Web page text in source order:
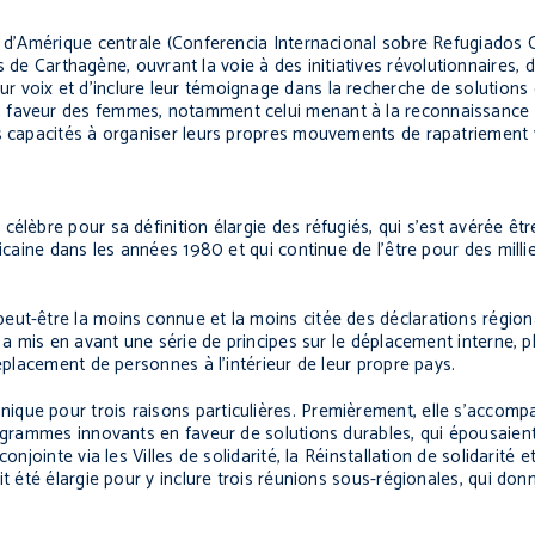
centrale (Conferencia Internacional sobre Refugiados
Carthagène, ouvrant la voie à des initiatives révolutionnaires,
voix et d’inclure leur témoignage dans la recherche de solutions
des femmes, notamment celui menant à la
à organiser leurs propres mouvements de
pour sa définition élargie des réfugiés, qui s’est avérée
dans les années 1980 et qui continue de l’être pour des
être la moins connue et la moins citée des déclarations
mis en avant une série de principes sur le déplacement interne,
de personnes à l'intérieur de leur propre pays.
pour trois raisons particulières. Premièrement, elle
innovants en faveur de solutions durables, qui
via les Villes de solidarité, la Réinstallation de solidarité
élargie pour y inclure trois réunions sous-régionales, qui